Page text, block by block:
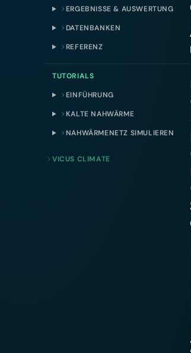
ERGEBNISSE & AUSWERTUNG
DATENBANKEN
REFERENZ
TUTORIALS
EINFÜHRUNG
KALTE NAHWÄRME
NAHWÄRMENETZ SIMULIEREN
VICUS CLIMATE